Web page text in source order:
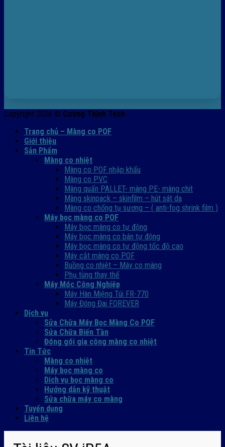
Copyright 2026 © Cường Thịnh Tech
Trang chủ – Màng co POF
Giới thiệu
Sản Phẩm
Màng co nhiệt
Màng co POF nhập khẩu
Màng co PVC
Màng quấn PALLET- màng PE- màng chit
Màng skinpack – skinfilm – hút sát da
Màng co chống tụ sương – ( anti-fog shrink film )
Máy bọc màng co POF
Máy bọc màng co tự động
Máy bọc màng co bán tự động
Máy bọc màng co tự động tốc độ cao
Máy cắt màng co POF
Buồng co nhiệt – Máy co màng
Phụ tùng thay thế
Máy Móc Công Nghiệp
Máy Hàn Miệng Túi FR-770
Máy Đóng Đai FOREVER
Dịch vụ
Sửa Chữa Máy Bọc Màng Co POF
Sửa Chữa Biến Tần
Đóng gói gia công màng co nhiệt
Tin Tức
Màng co nhiệt
Máy bọc màng co
Dich vụ bọc màng co
Hướng dẫn kỹ thuật
Sửa chữa máy co màng
Tuyển dụng
Liên hệ